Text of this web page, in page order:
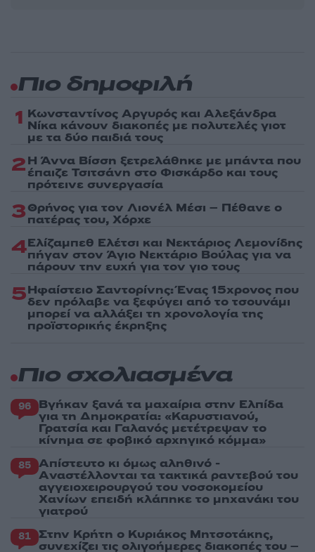
Πιο δημοφιλή
1 Κωνσταντίνος Αργυρός και Αλεξάνδρα
Νίκα κάνουν διακοπές με πολυτελές γιοτ
με τα δύο παιδιά τους
2Η Άννα Βίσση ξετρελάθηκε με μπάντα που
έπαιζε Τσιτσάνη στο Φισκάρδο και τους
πρότεινε συνεργασία
3Θρήνος για τον Λιονέλ Μέσι – Πέθανε ο
πατέρας του, Χόρχε
4Ελίζαμπεθ Ελέτσι και Νεκτάριος Λεμονίδης
πήγαν στον Άγιο Νεκτάριο Βούλας για να
πάρουν την ευχή για τον γιο τους
5Ηφαίστειο Σαντορίνης: Ένας 15χρονος που
δεν πρόλαβε να ξεφύγει από το τσουνάμι
μπορεί να αλλάξει τη χρονολογία της
προϊστορικής έκρηξης
Πιο σχολιασμένα
96 Βγήκαν ξανά τα μαχαίρια στην Ελπίδα
για τη Δημοκρατία: «Καρυστιανού,
Γρατσία και Γαλανός μετέτρεψαν το
κίνημα σε φοβικό αρχηγικό κόμμα»
85 Απίστευτο κι όμως αληθινό -
Aναστέλλονται τα τακτικά ραντεβού του
αγγειοχειρουργού του νοσοκομείου
Χανίων επειδή κλάπηκε το μηχανάκι του
γιατρού
81 Στην Κρήτη ο Κυριάκος Μητσοτάκης,
συνεχίζει τις ολιγοήμερες διακοπές του –